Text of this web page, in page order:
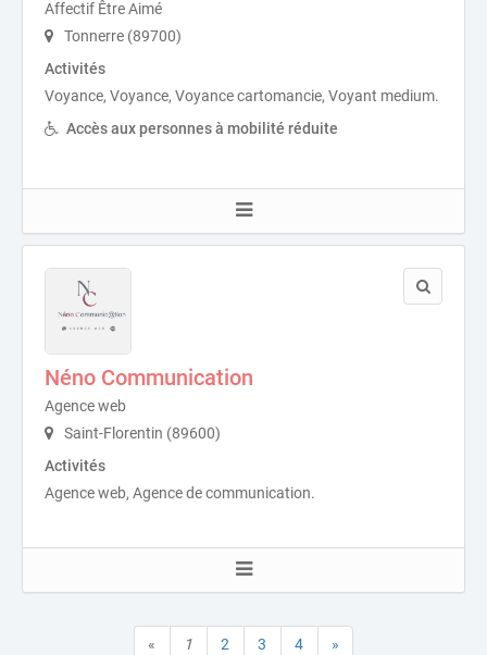
Affectif Être Aimé
Tonnerre (89700)
Activités
Voyance, Voyance, Voyance cartomancie, Voyant medium.
Accès aux personnes à mobilité réduite
Néno Communication
Agence web
Saint-Florentin (89600)
Activités
Agence web, Agence de communication.
« 1 2 3 4 »